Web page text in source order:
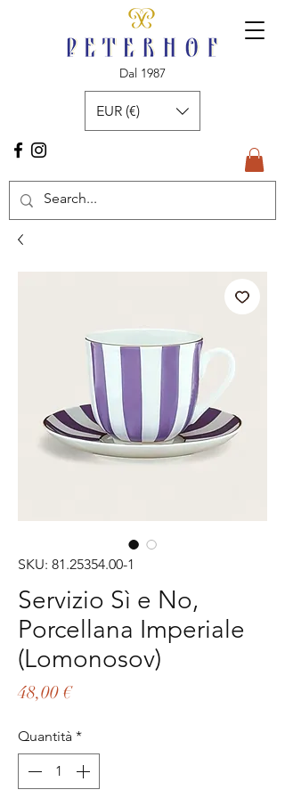
Dal 1987
EUR (€)
SKU: 81.25354.00-1
Servizio Sì e No,
Porcellana Imperiale
(Lomonosov)
48,00 €Prezzo
Quantità *